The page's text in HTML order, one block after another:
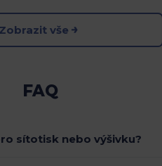
Zobrazit vše
FAQ
sítotisk nebo výšivku?